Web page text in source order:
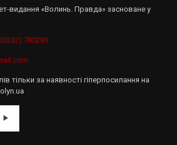
видання «Волинь. Правда» засноване у
(0332) 780293
тільки за наявності гіперпосилання на